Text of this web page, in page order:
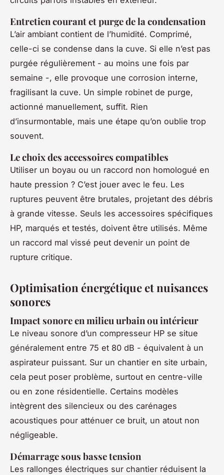
Entretien courant et purge de la condensation
L’air ambiant contient de l’humidité. Comprimé,
celle-ci se condense dans la cuve. Si elle n’est pas
purgée régulièrement - au moins une fois par
semaine -, elle provoque une corrosion interne,
fragilisant la cuve. Un simple robinet de purge,
actionné manuellement, suffit. Rien
d’insurmontable, mais une étape qu’on oublie trop
souvent.
Le choix des accessoires compatibles
Utiliser un boyau ou un raccord non homologué en
haute pression ? C’est jouer avec le feu. Les
ruptures peuvent être brutales, projetant des débris
à grande vitesse. Seuls les accessoires spécifiques
HP, marqués et testés, doivent être utilisés. Même
un raccord mal vissé peut devenir un point de
rupture critique.
Optimisation énergétique et nuisances
sonores
Impact sonore en milieu urbain ou intérieur
Le niveau sonore d’un compresseur HP se situe
généralement entre 75 et 80 dB - équivalent à un
aspirateur puissant. Sur un chantier en site urbain,
cela peut poser problème, surtout en centre-ville
ou en zone résidentielle. Certains modèles
intègrent des silencieux ou des carénages
acoustiques pour atténuer ce bruit, un atout non
négligeable.
Démarrage sous basse tension
Les rallonges électriques sur chantier réduisent la